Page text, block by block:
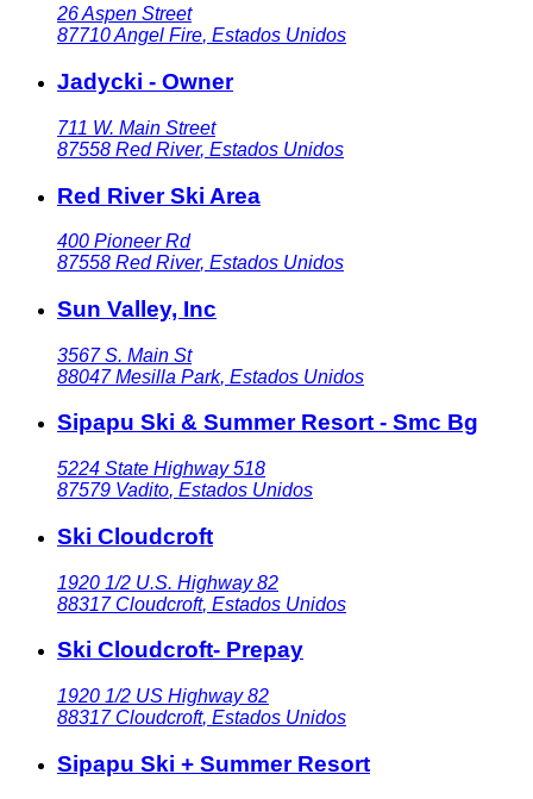
26 Aspen Street
87710Angel Fire, Estados Unidos
Jadycki - Owner
711 W. Main Street
87558 Red River, Estados Unidos
Red River Ski Area
400 Pioneer Rd
87558 Red River, Estados Unidos
Sun Valley, Inc
3567 S. Main St
88047 Mesilla Park, Estados Unidos
Sipapu Ski & Summer Resort - Smc Bg
5224 State Highway 518
87579 Vadito, Estados Unidos
Ski Cloudcroft
1920 1/2 U.S. Highway 82
88317 Cloudcroft, Estados Unidos
Ski Cloudcroft- Prepay
1920 1/2 US Highway 82
88317 Cloudcroft, Estados Unidos
Sipapu Ski + Summer Resort